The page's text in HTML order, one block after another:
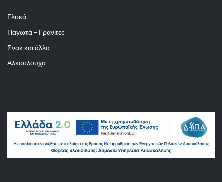
Γλυκά
Παγωτά - Γρανίτες
Σνακ και άλλα
Αλκοολούχα